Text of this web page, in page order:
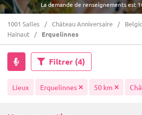
La demande de renseignements est
1001 Salles Château Anniversaire
Hainaut
Erquelinnes
Filtrer (4)
Lieux Erquelinnes 50 km